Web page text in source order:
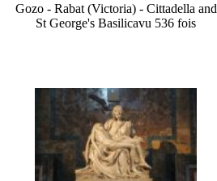
Gozo - Rabat (Victoria) - Cittadella and
St George's Basilicavu 536 fois